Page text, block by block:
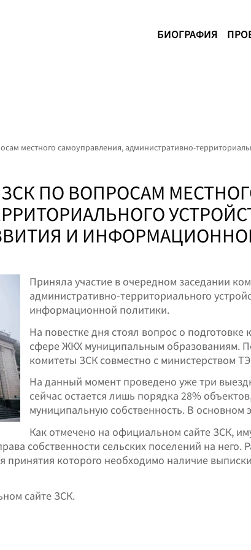
БИОГРАФИЯ
местного самоуправления, административно-
ПО ВОПРОСАМ
И
Приняла участие в очередном заседании
административно-территориального
информационной политики.
На повестке дня стоял вопрос о
сфере ЖКХ муниципальным образованиям.
комитеты ЗСК совместно с министерством
На данный момент проведено уже три
сейчас остается лишь порядка 28%
муниципальную собственность. В основном
Как отмечено на официальном сайте ЗСК,
собственности сельских поселений на
которого необходимо наличие
сайте ЗСК.